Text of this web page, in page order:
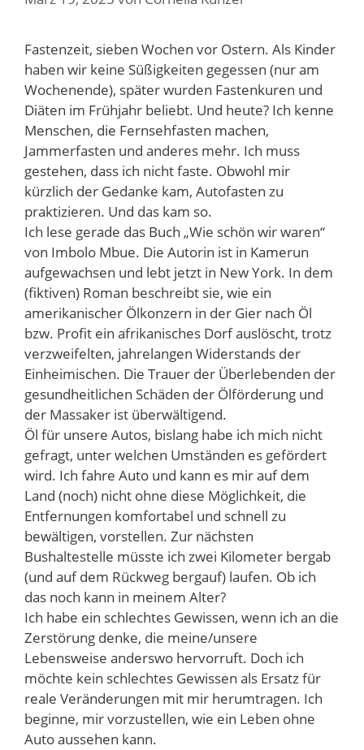
Fastenzeit, sieben Wochen vor Ostern. Als Kinder
haben wir keine Süßigkeiten gegessen (nur am
Wochenende), später wurden Fastenkuren und
Diäten im Frühjahr beliebt. Und heute? Ich kenne
Menschen, die Fernsehfasten machen,
Jammerfasten und anderes mehr. Ich muss
gestehen, dass ich nicht faste. Obwohl mir
kürzlich der Gedanke kam, Autofasten zu
praktizieren. Und das kam so.
Ich lese gerade das Buch „Wie schön wir waren“
von Imbolo Mbue. Die Autorin ist in Kamerun
aufgewachsen und lebt jetzt in New York. In dem
(fiktiven) Roman beschreibt sie, wie ein
amerikanischer Ölkonzern in der Gier nach Öl
bzw. Profit ein afrikanisches Dorf auslöscht, trotz
verzweifelten, jahrelangen Widerstands der
Einheimischen. Die Trauer der Überlebenden der
gesundheitlichen Schäden der Ölförderung und
der Massaker ist überwältigend.
Öl für unsere Autos, bislang habe ich mich nicht
gefragt, unter welchen Umständen es gefördert
wird. Ich fahre Auto und kann es mir auf dem
Land (noch) nicht ohne diese Möglichkeit, die
Entfernungen komfortabel und schnell zu
bewältigen, vorstellen. Zur nächsten
Bushaltestelle müsste ich zwei Kilometer bergab
(und auf dem Rückweg bergauf) laufen. Ob ich
das noch kann in meinem Alter?
Ich habe ein schlechtes Gewissen, wenn ich an die
Zerstörung denke, die meine/unsere
Lebensweise anderswo hervorruft. Doch ich
möchte kein schlechtes Gewissen als Ersatz für
reale Veränderungen mit mir herumtragen. Ich
beginne, mir vorzustellen, wie ein Leben ohne
Auto aussehen kann.